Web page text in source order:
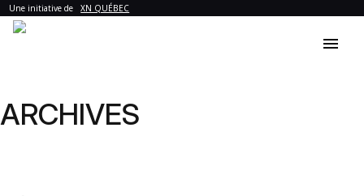
Une initiative de XN QUÉBEC
menu
ARCHIVES